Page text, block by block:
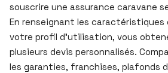
souscrire une assurance caravane
En renseignant les
votre profil d’utilisation, vous
plusieurs devis personnalisés.
les garanties, franchises, plafonds